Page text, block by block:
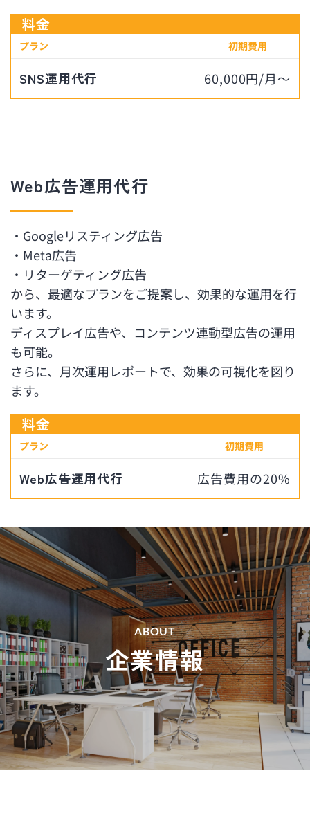
料金
プラン 初期費用
SNS運用代行 60,000円/月〜
Web広告運用代行
・Googleリスティング広告
・Meta広告
・リターゲティング広告
から、最適なプランをご提案し、効果的な運用を行
います。
ディスプレイ広告や、コンテンツ連動型広告の運用
も可能。
さらに、月次運用レポートで、効果の可視化を図り
ます。
料金
プラン 初期費用
Web広告運用代行 広告費用の20%
ABOUT
企業情報